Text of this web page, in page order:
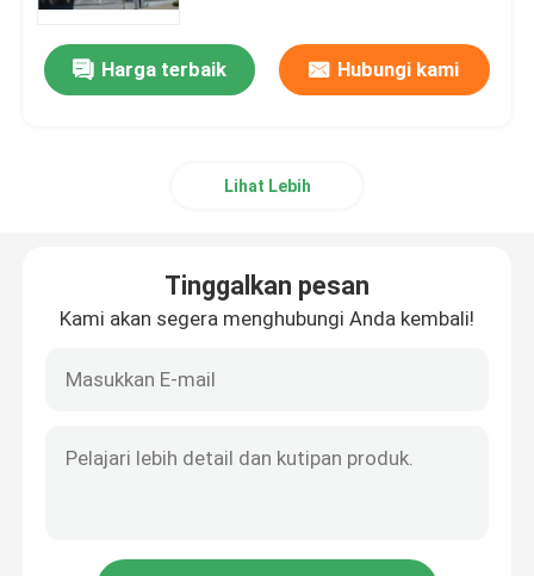
Laminator Karton
Harga terbaik Hubungi kami
Lihat Lebih
Tinggalkan pesan
Kami akan segera menghubungi Anda kembali!